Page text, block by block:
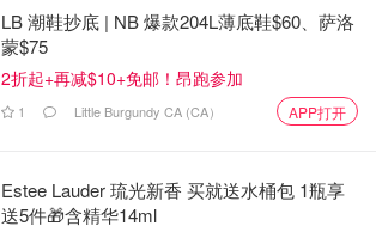
LB 潮鞋抄底 | NB 爆款204L薄底鞋$60、萨洛
蒙$75
2折起+再减$10+免邮！昂跑参加
1 Little Burgundy CA (CA） APP打开
Estee Lauder 琉光新香 买就送水桶包 1瓶享
送5件🎁含精华14ml